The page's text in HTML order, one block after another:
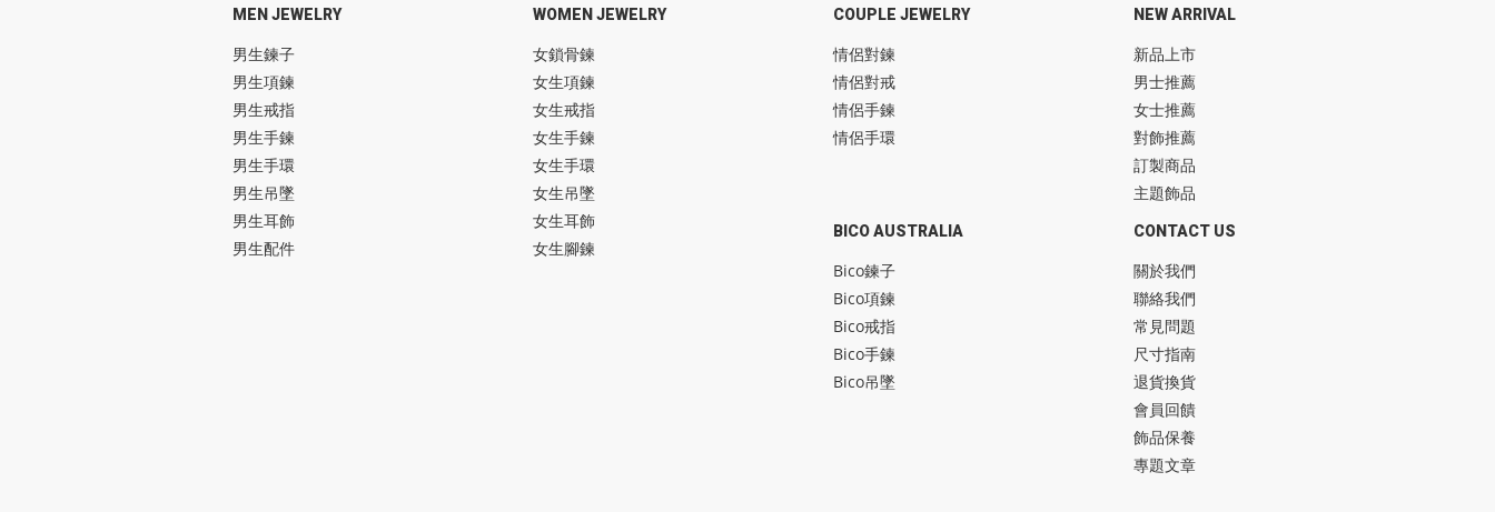
MEN JEWELRY
男生鍊子
男生項鍊
男生戒指
男生手鍊
男生手環
男生吊墜
男生耳飾
男生配件
WOMEN JEWELRY
女鎖骨鍊
女生項鍊
女生戒指
女生手鍊
女生手環
女生吊墜
女生耳飾
女生腳鍊
COUPLE JEWELRY
情侶對鍊
情侶對戒
情侶手鍊
情侶手環
BICO AUSTRALIA
Bico鍊子
Bico項鍊
Bico戒指
Bico手鍊
Bico吊墜
NEW ARRIVAL
新品上市
男士推薦
女士推薦
對飾推薦
訂製商品
主題飾品
CONTACT US
關於我們
聯絡我們
常見問題
尺寸指南
退貨換貨
會員回饋
飾品保養
專題文章